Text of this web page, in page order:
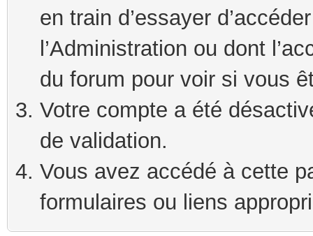
en train d’essayer
l’Administration ou dont
du forum pour voir si vous
Votre compte a été
de validation.
Vous avez accédé à cette
formulaires ou liens